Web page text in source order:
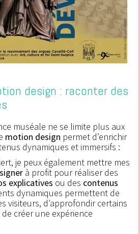
design : raconter des
muséale ne se limite plus aux
motion design permet d’enrichir
dynamiques et immersifs :
je peux également mettre mes
à profit pour réaliser des
explicatives ou des contenus
dynamiques permettent de
visiteurs, d’approfondir certains
créer une expérience